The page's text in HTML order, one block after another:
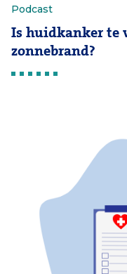
Podcast
Is huidkanker te
zonnebrand?